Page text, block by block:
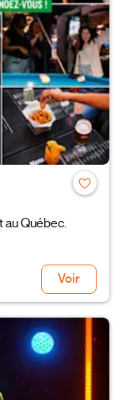
au Québec.
Voir